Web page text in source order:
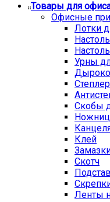
Товары для
Офисные
Лотки
Урны
Скобы
Клей
Скотч
Ленты